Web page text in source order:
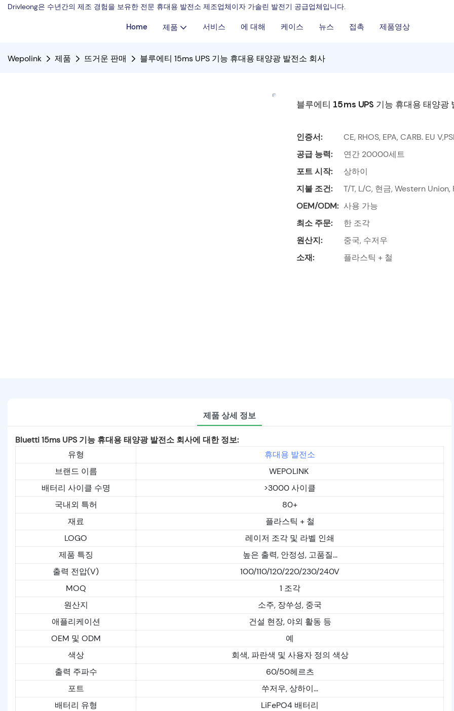
Drivleong은 수년간의 제조 경험을 보유한 전문 휴대용 발전소 제조업체이자 가솔린 발전기 공급업체입니다.
Home 제품 서비스 에 대해 케이스 뉴스 접촉 제품영상
Wepolink 제품 뜨거운 판매 블루에티 15ms UPS 기능 휴대용 태양광 발전소 회사
블루에티 15ms UPS 기능 휴대용 태양광
인증서:
CE, RHOS, EPA, CARB. EU
공급 능력:
연간 20000세트
포트 시작:
상하이
지불 조건:
T/T, L/C, 현금, Western Union,
OEM/ODM: 사용 가능
최소 주문:
한 조각
원산지:
중국, 수저우
소재:
플라스틱 + 철
제품 상세 정보
Bluetti 15ms UPS 기능 휴대용 태양광 발전소 회사에 대한 정보:
유형
휴대용 발전소
브랜드 이름
WEPOLINK
배터리 사이클 수명
>3000 사이클
국내외 특허
80+
재료
플라스틱 + 철
LOGO
레이저 조각 및 라벨 인쇄
제품 특징
높은 출력, 안정성, 고품질...
출력 전압(V)
100/110/120/220/230/240V
MOQ
1 조각
원산지
소주, 장쑤성, 중국
애플리케이션
건설 현장, 야외 활동 등
OEM 및 ODM
예
색상
회색, 파란색 및 사용자 정의 색상
출력 주파수
60/50헤르츠
포트
쑤저우, 상하이...
배터리 유형
LiFePO4 배터리